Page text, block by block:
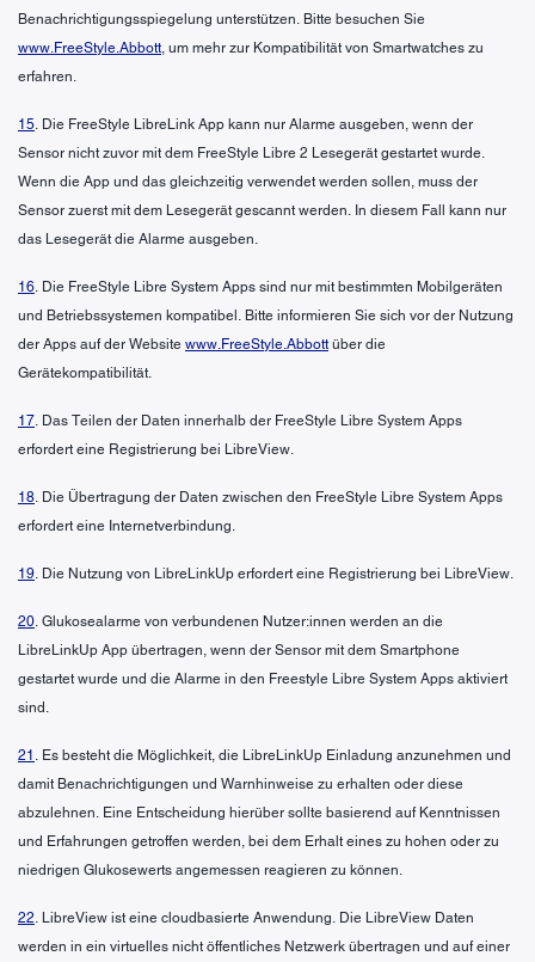
Benachrichtigungsspiegelung unterstützen. Bitte besuchen Sie
www.FreeStyle.Abbott, um mehr zur Kompatibilität von Smartwatches zu
erfahren.
15. Die FreeStyle LibreLink App kann nur Alarme ausgeben, wenn der
Sensor nicht zuvor mit dem FreeStyle Libre 2 Lesegerät gestartet wurde.
Wenn die App und das gleichzeitig verwendet werden sollen, muss der
Sensor zuerst mit dem Lesegerät gescannt werden. In diesem Fall kann nur
das Lesegerät die Alarme ausgeben.
16. Die FreeStyle Libre System Apps sind nur mit bestimmten Mobilgeräten
und Betriebssystemen kompatibel. Bitte informieren Sie sich vor der Nutzung
der Apps auf der Website www.FreeStyle.Abbott über die
Gerätekompatibilität.
17. Das Teilen der Daten innerhalb der FreeStyle Libre System Apps
erfordert eine Registrierung bei LibreView.
18. Die Übertragung der Daten zwischen den FreeStyle Libre System Apps
erfordert eine Internetverbindung.
19. Die Nutzung von LibreLinkUp erfordert eine Registrierung bei LibreView.
20. Glukosealarme von verbundenen Nutzer:innen werden an die
LibreLinkUp App übertragen, wenn der Sensor mit dem Smartphone
gestartet wurde und die Alarme in den Freestyle Libre System Apps aktiviert
sind.
21 . Es besteht die Möglichkeit, die LibreLinkUp Einladung anzunehmen und
damit Benachrichtigungen und Warnhinweise zu erhalten oder diese
abzulehnen. Eine Entscheidung hierüber sollte basierend auf Kenntnissen
und Erfahrungen getroffen werden, bei dem Erhalt eines zu hohen oder zu
niedrigen Glukosewerts angemessen reagieren zu können.
22. LibreView ist eine cloudbasierte Anwendung. Die LibreView Daten
werden in ein virtuelles nicht öffentliches Netzwerk übertragen und auf einer